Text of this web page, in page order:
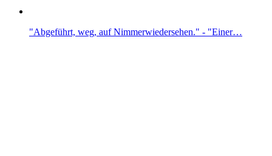
"Abgeführt, weg, auf Nimmerwiedersehen." - "Einer…